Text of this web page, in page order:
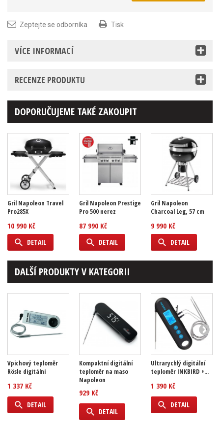
Zeptejte se odborníka Tisk
VÍCE INFORMACÍ
RECENZE PRODUKTU
DOPORUČUJEME TAKÉ ZAKOUPIT
Gril Napoleon Travel
Pro285X
10 990 Kč
DETAIL
Gril Napoleon Prestige
Pro 500 nerez
87 990 Kč
DETAIL
Gril Napoleon
Charcoal Leg, 57 cm
9 990 Kč
DETAIL
DALŠÍ PRODUKTY V KATEGORII
Vpichový teploměr
Rösle digitální
1 337 Kč
DETAIL
Kompaktní digitální
teploměr na maso
Napoleon
929 Kč
DETAIL
Ultrarychlý digitální
teploměr INKBIRD +...
1 390 Kč
DETAIL